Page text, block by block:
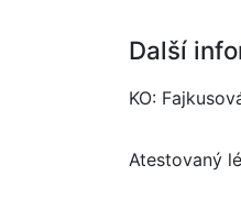
Další
KO:
Atestovaný